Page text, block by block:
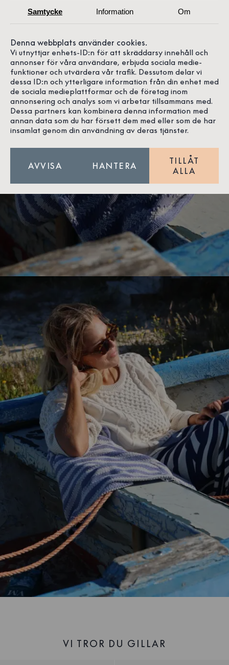
VI TROR DU GILLAR
Samtycke Information Om
Denna webbplats använder cookies.
Vi utnyttjar enhets-ID:n för att skräddarsy innehåll och
annonser för våra användare, erbjuda sociala medie-
funktioner och utvärdera vår trafik. Dessutom delar vi
dessa ID:n och ytterligare information från din enhet med
de sociala medieplattformar och de företag inom
annonsering och analys som vi arbetar tillsammans med.
Dessa partners kan kombinera denna information med
annan data som du har försett dem med eller som de har
insamlat genom din användning av deras tjänster.
AVVISA HANTERA
TILLÅT
ALLA